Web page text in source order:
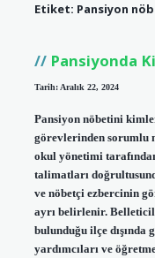
Etiket: Pansiyon
Pansiyonda
Tarih: Aralık 22, 2024
Pansiyon nöbetini
görevlerinden sorumlu
okul yönetimi
talimatları
ve nöbetçi ezbercinin
ayrı belirlenir.
bulunduğu ilçe
yardımcıları ve